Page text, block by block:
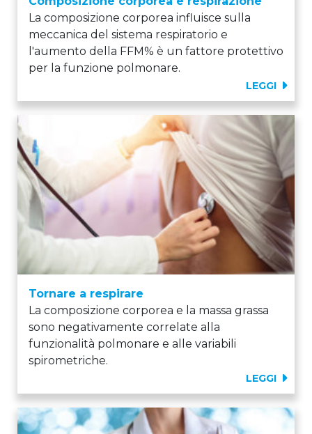
La composizione corporea influisce sulla
meccanica del sistema respiratorio e
l'aumento della FFM% è un fattore protettivo
per la funzione polmonare.
LEGGI
Tornare a respirare
La composizione corporea e la massa grassa
sono negativamente correlate alla
funzionalità polmonare e alle variabili
spirometriche.
LEGGI